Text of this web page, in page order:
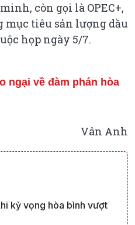
còn gọi là OPEC+,
mục tiêu sản lượng dầu
họp ngày 5/7.
ngại về đàm phán hòa
Vân Anh
kỳ vọng hòa bình vượt